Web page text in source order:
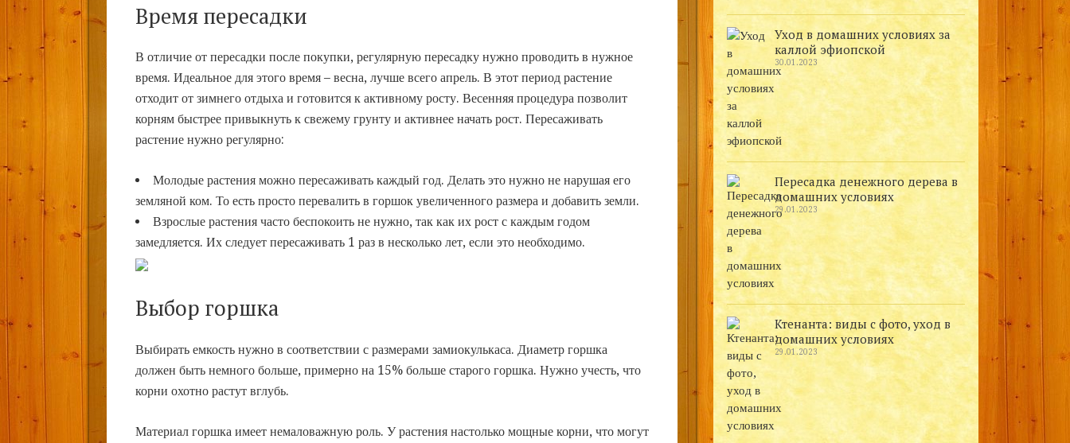
Время пересадки
В отличие от пересадки после покупки, регулярную пересадку нужно проводить в нужное
время. Идеальное для этого время – весна, лучше всего апрель. В этот период растение
отходит от зимнего отдыха и готовится к активному росту. Весенняя процедура позволит
корням быстрее привыкнуть к свежему грунту и активнее начать рост. Пересаживать
растение нужно регулярно:
Молодые растения можно пересаживать каждый год. Делать это нужно не нарушая его
земляной ком. То есть просто перевалить в горшок увеличенного размера и добавить земли.
Взрослые растения часто беспокоить не нужно, так как их рост с каждым годом
замедляется. Их следует пересаживать 1 раз в несколько лет, если это необходимо.
Выбор горшка
Выбирать емкость нужно в соответствии с размерами замиокулькаса. Диаметр горшка
должен быть немного больше, примерно на 15% больше старого горшка. Нужно учесть, что
корни охотно растут вглубь.
Материал горшка имеет немаловажную роль. У растения настолько мощные корни, что могут
Уход в домашних условиях за
каллой эфиопской
30.01.2023
Пересадка денежного дерева в
домашних условиях
29.01.2023
Ктенанта: виды с фото, уход в
домашних условиях
29.01.2023